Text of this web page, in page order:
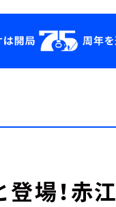
YouTube
場！赤江